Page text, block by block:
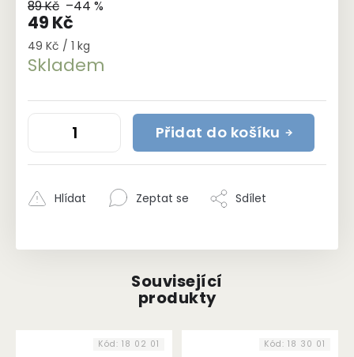
89 Kč –44 %
49 Kč
Měrná
cena:
49 Kč / 1 kg
Skladem
Přidat do košíku
Zeptat se
Hlídat Sdílet
Související
produkty
Kód: 18 02 01 Kód: 18 30 01